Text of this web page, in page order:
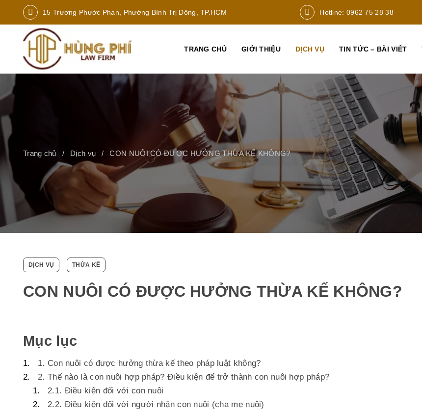
15 Trương Phước Phan, Phường Bình Trị Đông, TP.HCM Hotline: 0962 75 28 38
TRANG CHỦ GIỚI THIỆU DỊCH VỤ TIN TỨC – BÀI VIẾT
Trang chủ Dịch vụ CON NUÔI CÓ ĐƯỢC HƯỞNG THỪA KẾ KHÔNG?
DỊCH VỤ THỪA KẾ
CON NUÔI CÓ ĐƯỢC HƯỞNG THỪA KẾ KHÔNG?
Mục lục
1. Con nuôi có được hưởng thừa kế theo pháp luật không?
2. Thế nào là con nuôi hợp pháp? Điều kiện để trở thành con nuôi hợp pháp?
2.1. Điều kiện đối với con nuôi
2.2. Điều kiện đối với người nhận con nuôi (cha mẹ nuôi)